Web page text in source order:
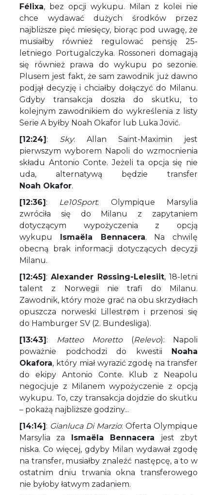
Félixa, bez opcji wykupu. Milan z kolei nie
chce wydawać dużych środków przez
najbliższe pięć miesięcy, biorąc pod uwagę, że
musiałby również regulować pensję 25-
letniego Portugalczyka. Rossoneri domagają
się również prawa do wykupu po sezonie.
Plusem jest fakt, że sam zawodnik już dawno
podjął decyzję i chciałby dołączyć do Milanu.
Gdyby transakcja doszła do skutku, to
kolejnym zawodnikiem do wykreślenia z listy
Serie A byłby Noah Okafor lub Luka Jović.
[12:24]: Sky: Allan Saint-Maximin jest
pierwszym wyborem Napoli do wzmocnienia
składu Antonio Conte. Jeżeli ta opcja się nie
uda, alternatywą będzie transfer
Noah Okafor.
[12:36]: Le10Sport: Olympique Marsylia
zwróciła się do Milanu z zapytaniem
dotyczącym wypożyczenia z opcją
wykupu Ismaëla Bennacera. Na chwilę
obecną brak informacji dotyczących decyzji
Milanu.
[12:45]: Alexander Røssing-Lelesiit, 18-letni
talent z Norwegii nie trafi do Milanu.
Zawodnik, który może grać na obu skrzydłach
opuszcza norweski Lillestrøm i przenosi się
do Hamburger SV (2. Bundesliga).
[13:43]: Matteo Moretto(Relevo): Napoli
poważnie podchodzi do kwestii Noaha
Okafora, który miał wyrazić zgodę na transfer
do ekipy Antonio Conte. Klub z Neapolu
negocjuje z Milanem wypożyczenie z opcją
wykupu. To, czy transakcja dojdzie do skutku
– pokażą najbliższe godziny...
[14:14]: Gianluca Di Marzio: Oferta Olympique
Marsylia za Ismaëla Bennacera jest zbyt
niska. Co więcej, gdyby Milan wydawał zgodę
na transfer, musiałby znaleźć następcę, a to w
ostatnim dniu trwania okna transferowego
nie byłoby łatwym zadaniem.